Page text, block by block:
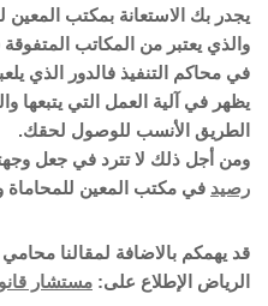
يجدر بك الاستعانة بمكتب المعين
والذي يعتبر من المكاتب
في محاكم التنفيذ فالدور الذي
يظهر في آلية العمل التي يتبعها
الطريق الأنسب للوصول لحقك.
ومن أجل ذلك لا تترد في جعل
رصيد في مكتب المعين للمحاماة
قد يهمكم بالاضافة لمقالنا
الرياض الإطلاع على: مستشار